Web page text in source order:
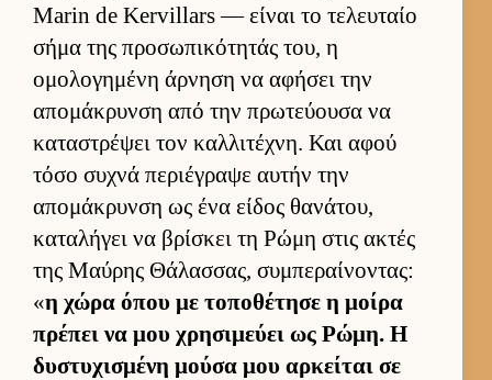
Marin de Kervillars — εί­ναι το τελευ­ταίο
σήμα της προσωπικότητάς του, η
ομολογημένη άρ­νηση να αφήσει την
απομάκρυνση από την πρωτεύ­ουσα να
καταστρέψει τον καλ­λιτέχνη. Και αφού
τόσο συχνά περιέγραψε αυ­τήν την
απομάκρυνση ως ένα εί­δος θανάτου,
καταλήγει να βρίσκει τη Ρώμη στις ακτές
της Μαύ­ρης Θάλασ­σας, συμπεραί­νοντας:
«η χώρα όπου με τοποθέτησε η μοίρα
πρέπει να μου χρησιμεύει ως Ρώμη. Η
δυστυχισμένη μούσα μου αρ­κεί­ται σε